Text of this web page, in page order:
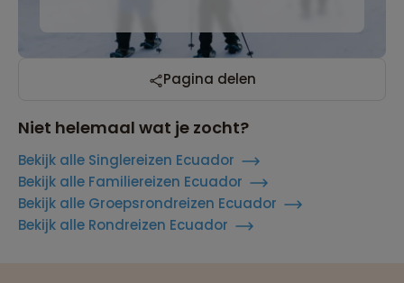
Pagina delen
Niet helemaal wat je zocht?
Bekijk alle Singlereizen Ecuador
Bekijk alle Familiereizen Ecuador
Bekijk alle Groepsrondreizen Ecuador
Bekijk alle Rondreizen Ecuador